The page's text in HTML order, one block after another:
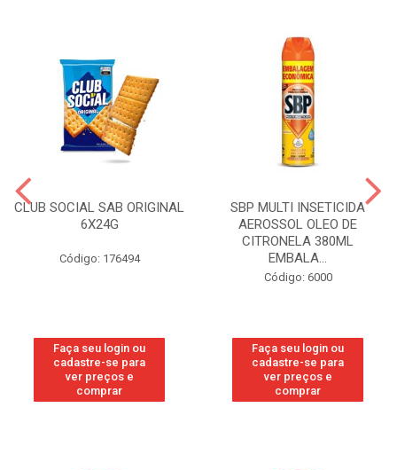
CLUB SOCIAL SAB ORIGINAL
6X24G
Código: 176494
Faça seu login ou
cadastre-se para
ver preços e
comprar
SBP MULTI INSETICIDA
AEROSSOL OLEO DE
CITRONELA 380ML
EMBALA...
Código: 6000
Faça seu login ou
cadastre-se para
ver preços e
comprar